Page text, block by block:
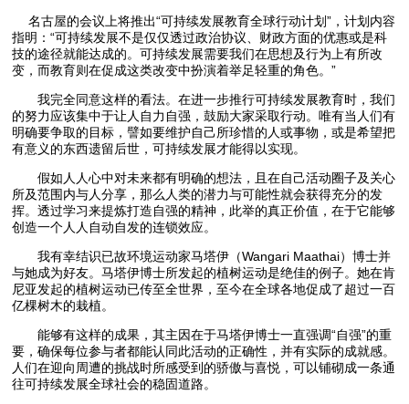
名古屋的会议上将推出“可持续发展教育全球行动计划”，计划内容
指明：“可持续发展不是仅仅透过政治协议、财政方面的优惠或是科
技的途径就能达成的。可持续发展需要我们在思想及行为上有所改
变，而教育则在促成这类改变中扮演着举足轻重的角色。”
我完全同意这样的看法。在进一步推行可持续发展教育时，我们
的努力应该集中于让人自力自强，鼓励大家采取行动。唯有当人们有
明确要争取的目标，譬如要维护自己所珍惜的人或事物，或是希望把
有意义的东西遗留后世，可持续发展才能得以实现。
假如人人心中对未来都有明确的想法，且在自己活动圈子及关心
所及范围内与人分享，那么人类的潜力与可能性就会获得充分的发
挥。透过学习来提炼打造自强的精神，此举的真正价值，在于它能够
创造一个人人自动自发的连锁效应。
我有幸结识已故环境运动家马塔伊（Wangari Maathai）博士并
与她成为好友。马塔伊博士所发起的植树运动是绝佳的例子。她在肯
尼亚发起的植树运动已传至全世界，至今在全球各地促成了超过一百
亿棵树木的栽植。
能够有这样的成果，其主因在于马塔伊博士一直强调“自强”的重
要，确保每位参与者都能认同此活动的正确性，并有实际的成就感。
人们在迎向周遭的挑战时所感受到的骄傲与喜悦，可以铺砌成一条通
往可持续发展全球社会的稳固道路。